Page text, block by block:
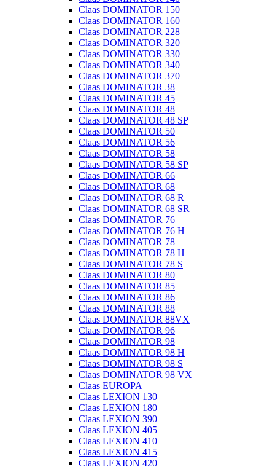
Claas DOMINATOR 150
Claas DOMINATOR 160
Claas DOMINATOR 228
Claas DOMINATOR 320
Claas DOMINATOR 330
Claas DOMINATOR 340
Claas DOMINATOR 370
Claas DOMINATOR 38
Claas DOMINATOR 45
Claas DOMINATOR 48
Claas DOMINATOR 48 SP
Claas DOMINATOR 50
Claas DOMINATOR 56
Claas DOMINATOR 58
Claas DOMINATOR 58 SP
Claas DOMINATOR 66
Claas DOMINATOR 68
Claas DOMINATOR 68 R
Claas DOMINATOR 68 SR
Claas DOMINATOR 76
Claas DOMINATOR 76 H
Claas DOMINATOR 78
Claas DOMINATOR 78 H
Claas DOMINATOR 78 S
Claas DOMINATOR 80
Claas DOMINATOR 85
Claas DOMINATOR 86
Claas DOMINATOR 88
Claas DOMINATOR 88VX
Claas DOMINATOR 96
Claas DOMINATOR 98
Claas DOMINATOR 98 H
Claas DOMINATOR 98 S
Claas DOMINATOR 98 VX
Claas EUROPA
Claas LEXION 130
Claas LEXION 180
Claas LEXION 390
Claas LEXION 405
Claas LEXION 410
Claas LEXION 415
Claas LEXION 420